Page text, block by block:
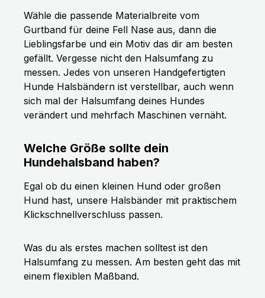
Wähle die passende Materialbreite vom
Gurtband für deine Fell Nase aus, dann die
Lieblingsfarbe und ein Motiv das dir am besten
gefällt. Vergesse nicht den Halsumfang zu
messen. Jedes von unseren Handgefertigten
Hunde Halsbändern ist verstellbar, auch wenn
sich mal der Halsumfang deines Hundes
verändert und mehrfach Maschinen vernäht.
Welche Größe sollte dein
Hundehalsband haben?
Egal ob du einen kleinen Hund oder großen
Hund hast, unsere Halsbänder mit praktischem
Klickschnellverschluss passen.
Was du als erstes machen solltest ist den
Halsumfang zu messen. Am besten geht das mit
einem flexiblen Maßband.